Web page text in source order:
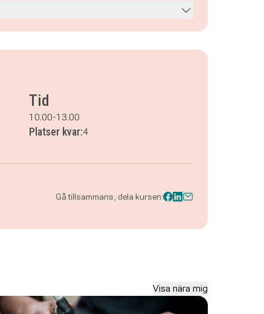
Tid
10.00-13.00
Platser kvar:4
Gå tillsammans, dela kursen:
Visa nära mig